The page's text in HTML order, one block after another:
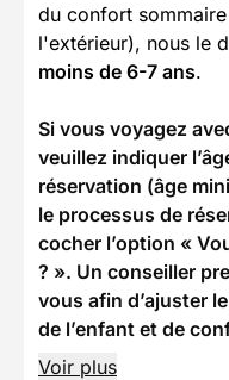
du confort
l'extérieur), nous le
moins de 6-7 ans.
Si vous voyagez
veuillez indiquer
réservation (âge
le processus de
cocher l’option «
? ». Un conseiller
vous afin d’ajuster
de l’enfant et de
Voir plus